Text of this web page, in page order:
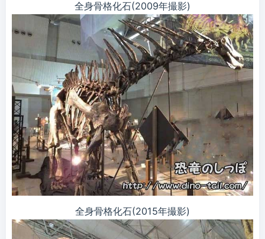
全身骨格化石(2009年撮影)
全身骨格化石(2015年撮影)